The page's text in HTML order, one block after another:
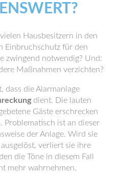
Hausbesitzern in den
Einbruchschutz für den
zwingend notwendig? Und:
Maßnahmen verzichten?
dass die Alarmanlage
dient. Die lauten
Gäste erschrecken
Problematisch ist an dieser
der Anlage. Wird sie
verliert sie ihre
die Töne in diesem Fall
mehr wahrnehmen.